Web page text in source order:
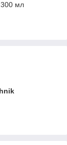
300 мл